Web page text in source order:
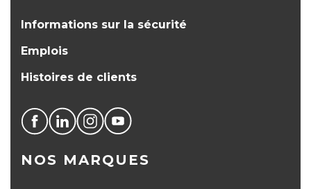
Informations sur la sécurité
Emplois
Histoires de clients
NOS MARQUES